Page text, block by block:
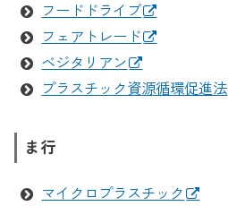
フードドライブ
フェアトレード
ベジタリアン
プラスチック資源循環促進法
ま行
マイクロプラスチック